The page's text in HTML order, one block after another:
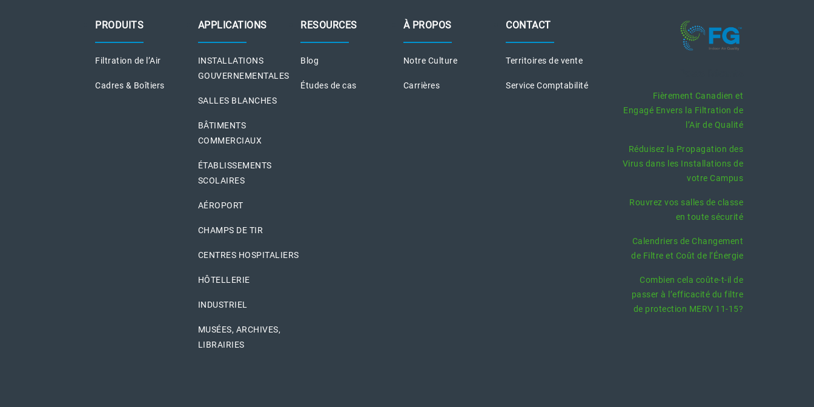
PRODUITS
Filtration de l’Air
Cadres & Boîtiers
APPLICATIONS
INSTALLATIONS
GOUVERNEMENTALES
SALLES BLANCHES
BÂTIMENTS
COMMERCIAUX
ÉTABLISSEMENTS
SCOLAIRES
AÉROPORT
CHAMPS DE TIR
CENTRES HOSPITALIERS
HÔTELLERIE
INDUSTRIEL
MUSÉES, ARCHIVES,
LIBRAIRIES
RESOURCES
Blog
Études de cas
À PROPOS
Notre Culture
Carrières
CONTACT
Territoires de vente
Service Comptabilité
Fièrement Canadien et
Engagé Envers la Filtration de
l’Air de Qualité
Réduisez la Propagation des
Virus dans les Installations de
votre Campus
Rouvrez vos salles de classe
en toute sécurité
Calendriers de Changement
de Filtre et Coût de l’Énergie
Combien cela coûte-t-il de
passer à l’efficacité du filtre
de protection MERV 11-15?